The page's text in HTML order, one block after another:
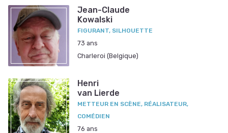
Jean-Claude
Kowalski
FIGURANT, SILHOUETTE
73 ans
Charleroi (Belgique)
Henri
van Lierde
METTEUR EN SCÈNE, RÉALISATEUR,
COMÉDIEN
76 ans